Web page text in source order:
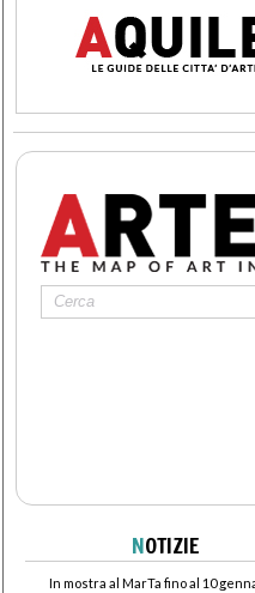
NOTIZIE
In mostra al MarTa fino al 10